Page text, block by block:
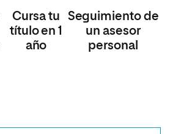
Cursa tu
título en 1
año
Seguimiento de
un asesor
personal